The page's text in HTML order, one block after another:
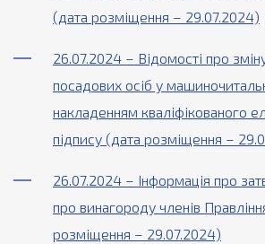
(дата розміщення – 29.07.2024)
26.07.2024 – Відомості про
посадових осіб у
накладенням кваліфікованого
підпису (дата розміщення –
26.07.2024 – Інформація про
про винагороду членів
розміщення – 29.07.2024)